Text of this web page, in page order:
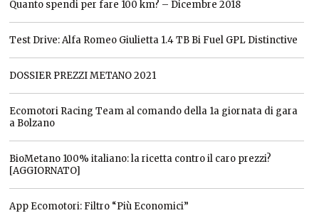
Quanto spendi per fare 100 km? – Dicembre 2018
Test Drive: Alfa Romeo Giulietta 1.4 TB Bi Fuel GPL Distinctive
DOSSIER PREZZI METANO 2021
Ecomotori Racing Team al comando della 1a giornata di gara
a Bolzano
BioMetano 100% italiano: la ricetta contro il caro prezzi?
[AGGIORNATO]
App Ecomotori: Filtro “Più Economici”